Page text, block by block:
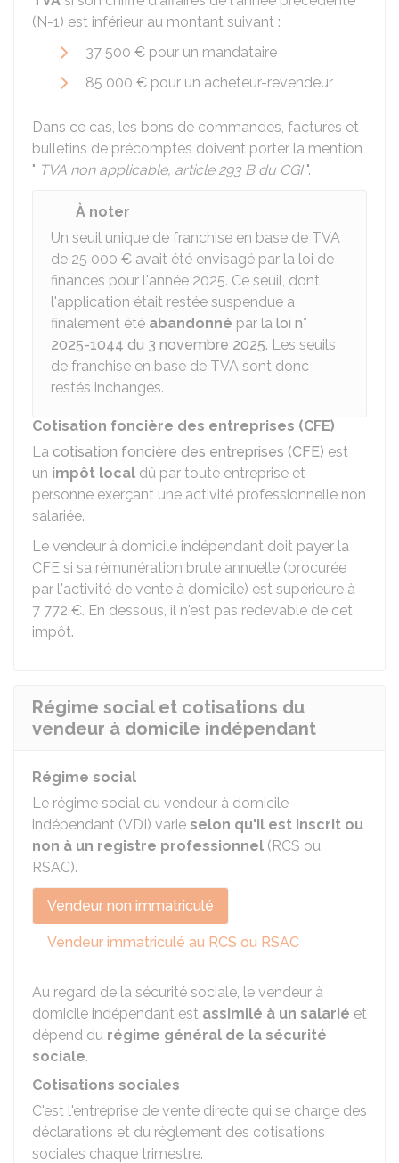
(N-1) est inférieur au montant suivant :
37 500 € pour un mandataire
85 000 € pour un acheteur-revendeur
Dans ce cas, les bons de commandes, factures et
bulletins de précomptes doivent porter la mention
" TVA non applicable, article 293 B du CGI".
À noter
Un seuil unique de franchise en base de TVA
de 25 000 € avait été envisagé par la loi de
finances pour l'année 2025. Ce seuil, dont
l'application était restée suspendue a
finalement été abandonné par la loi n°
2025-1044 du 3 novembre 2025. Les seuils
de franchise en base de TVA sont donc
restés inchangés.
Cotisation foncière des entreprises (CFE)
La cotisation foncière des entreprises (CFE) est
un impôt local dû par toute entreprise et
personne exerçant une activité professionnelle non
salariée.
Le vendeur à domicile indépendant doit payer la
CFE si sa rémunération brute annuelle (procurée
par l'activité de vente à domicile) est supérieure à
7 772 €. En dessous, il n'est pas redevable de cet
impôt.
Régime social et cotisations du
vendeur à domicile indépendant
Régime social
Le régime social du vendeur à domicile
indépendant (VDI) varie selon qu'il est inscrit ou
non à un registre professionnel (RCS ou
RSAC).
Vendeur non immatriculé
Vendeur immatriculé au RCS ou RSAC
Au regard de la sécurité sociale, le vendeur à
domicile indépendant est assimilé à un salarié et
dépend du régime général de la sécurité
sociale.
Cotisations sociales
C'est l'entreprise de vente directe qui se charge des
déclarations et du règlement des cotisations
sociales chaque trimestre.